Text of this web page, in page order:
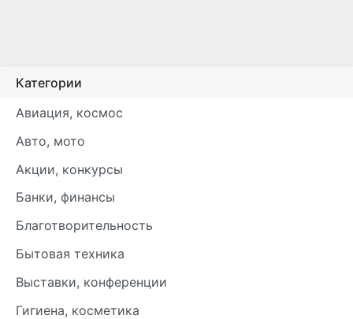
Категории
Авиация, космос
Авто, мото
Акции, конкурсы
Банки, финансы
Благотворительность
Бытовая техника
Выставки, конференции
Гигиена, косметика